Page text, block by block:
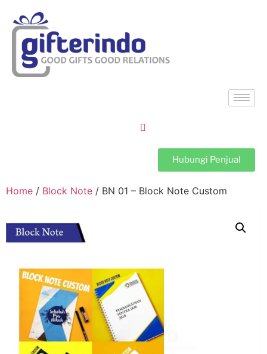
Hubungi Penjual
Home / Block Note / BN 01 – Block Note Custom